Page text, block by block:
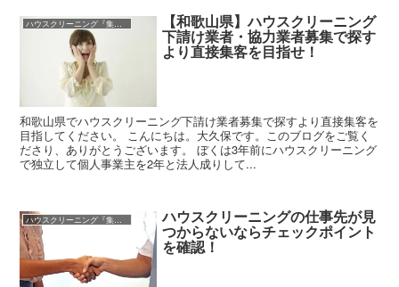
ハウスクリーニング『集客』（利益100万円/月） 【和歌山県】ハウスクリーニング
下請け業者・協力業者募集で探す
より直接集客を目指せ！
和歌山県でハウスクリーニング下請け業者募集で探すより直接集客を
目指してください。 こんにちは。大久保です。このブログをご覧く
ださり、ありがとうございます。 ぼくは3年前にハウスクリーニング
で独立して個人事業主を2年と法人成りして...
ハウスクリーニング『集客』（利益100万円/月） ハウスクリーニングの仕事先が見
つからないならチェックポイント
を確認！